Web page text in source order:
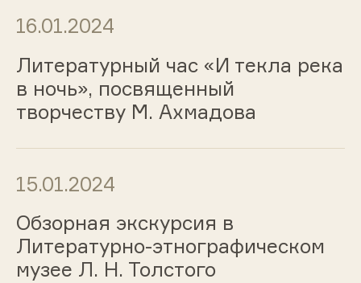
16.01.2024
Литературный час «И текла река
в ночь», посвященный
творчеству М. Ахмадова
15.01.2024
Обзорная экскурсия в
Литературно-этнографическом
музее Л. Н. Толстого